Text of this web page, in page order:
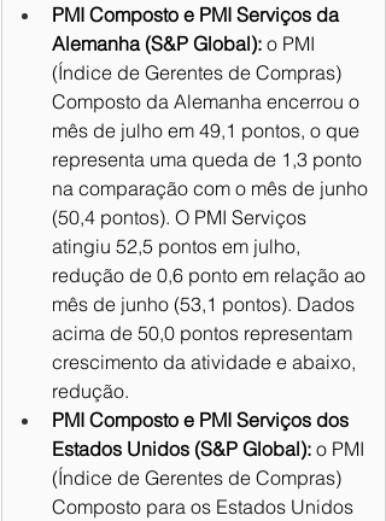
PMI Composto e PMI Serviços da
Alemanha (S&P Global): o PMI
(Índice de Gerentes de Compras)
Composto da Alemanha encerrou o
mês de julho em 49,1 pontos, o que
representa uma queda de 1,3 ponto
na comparação com o mês de junho
(50,4 pontos). O PMI Serviços
atingiu 52,5 pontos em julho,
redução de 0,6 ponto em relação ao
mês de junho (53,1 pontos). Dados
acima de 50,0 pontos representam
crescimento da atividade e abaixo,
redução.
PMI Composto e PMI Serviços dos
Estados Unidos (S&P Global): o PMI
(Índice de Gerentes de Compras)
Composto para os Estados Unidos